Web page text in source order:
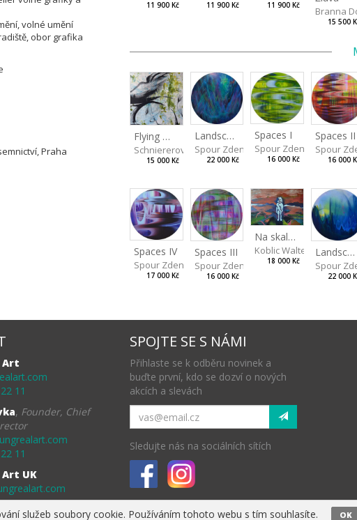
služeb soubory cookie. Používáním tohoto webu s tím souhlasíte. OK
volné umění
obor grafika
Praha
11 900 Kč 11 900 Kč 11 900 Kč Branna
15 500
Flying memories
Schniererová Miriama
15 000 Kč
Landscape III
Spour Zdeněk
22 000 Kč
Spaces I
Spour Zdeněk
16 000 Kč
Spaces II
Spour
16 000
Spaces IV
Spour Zdeněk
17 000 Kč
Spaces III
Spour Zdeněk
16 000 Kč
Na skalách
Koblic Walterová Martina
18 000 Kč
Landscape II
Spour
22 000
Art
11
, Founder, Chief
11
Art UK
SPOJTE SE S NÁMI
Přihlaste se k odběru novinek a
buďte první, kdo se dozví o nových
akcích a slevách
Sledujte nás na sociálních sítích